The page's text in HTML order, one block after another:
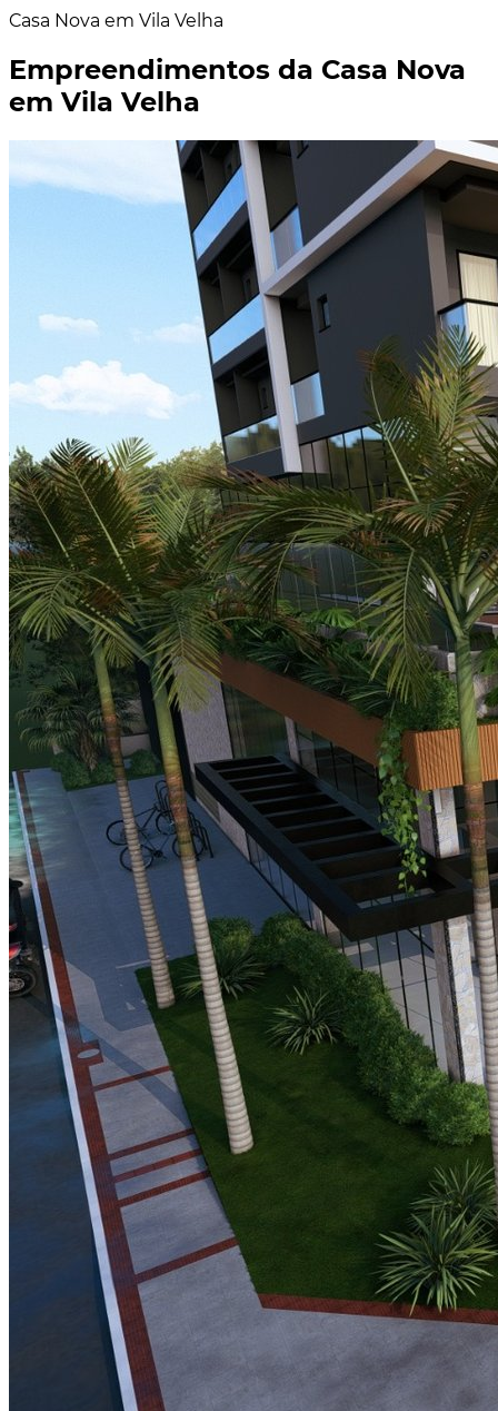
Casa Nova em Vila Velha
Empreendimentos da Casa Nova
em Vila Velha